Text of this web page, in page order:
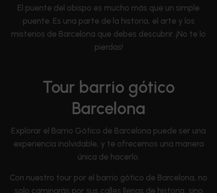
El puente del obispo es mucho más que un simple
puente. Es una parte de la historia, el arte y los
misterios de Barcelona que debes descubrir. ¡No te lo
pierdas!
Tour barrio gótico
Barcelona
Explorar el Barrio Gótico de Barcelona puede ser una
experiencia inolvidable, y te ofrecemos una manera
única de hacerlo.
Con nuestro tour por el barrio gótico de Barcelona, no
solo caminarás por sus calles llenas de historia, sino